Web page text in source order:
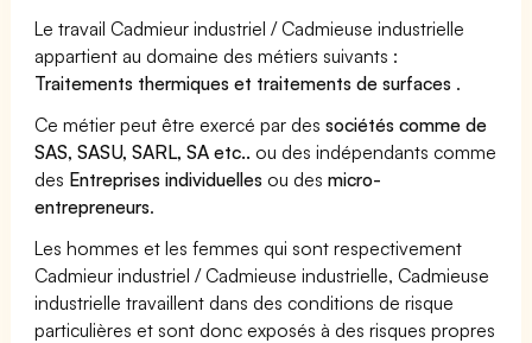
Le travail Cadmieur industriel / Cadmieuse industrielle
appartient au domaine des métiers suivants :
Traitements thermiques et traitements de surfaces .
Ce métier peut être exercé par dessociétés comme de
SAS, SASU, SARL, SA etc.. ou des indépendants comme
des Entreprises individuelles ou desmicro-
entrepreneurs.
Les hommes et les femmes qui sont respectivement
Cadmieur industriel / Cadmieuse industrielle, Cadmieuse
industrielle travaillent dans des conditions de risque
particulières et sont donc exposés à des risques propres